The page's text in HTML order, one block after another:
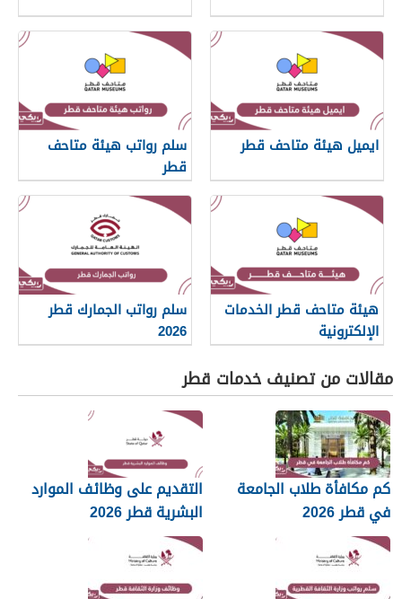
ايميل هيئة متاحف قطر
سلم رواتب هيئة متاحف
قطر
هيئة متاحف قطر الخدمات
الإلكترونية
سلم رواتب الجمارك قطر
2026
مقالات من تصنيف خدمات قطر
كم مكافأة طلاب الجامعة
في قطر 2026
التقديم على وظائف الموارد
البشرية قطر 2026